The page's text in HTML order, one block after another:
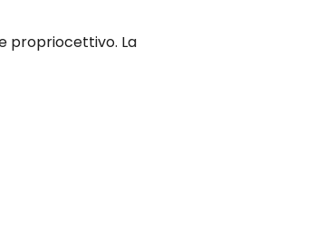
propriocettivo. La